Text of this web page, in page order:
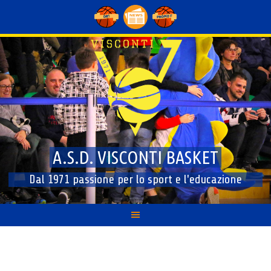
content
A.S.D. VISCONTI BASKET
Dal 1971 passione per lo sport e l'educazione